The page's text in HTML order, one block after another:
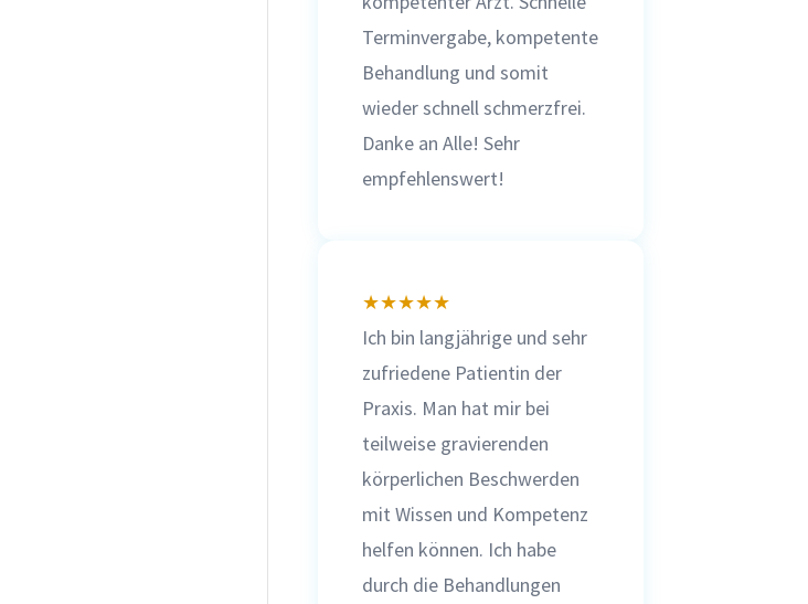
Terminvergabe, kompetente
Behandlung und somit
wieder schnell schmerzfrei.
Danke an Alle! Sehr
empfehlenswert!
★★★★★
Ich bin langjährige und sehr
zufriedene Patientin der
Praxis. Man hat mir bei
teilweise gravierenden
körperlichen Beschwerden
mit Wissen und Kompetenz
helfen können. Ich habe
durch die Behandlungen